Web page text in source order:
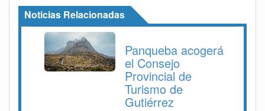
Noticias Relacionadas
Panqueba acogerá
el Consejo
Provincial de
Turismo de
Gutiérrez